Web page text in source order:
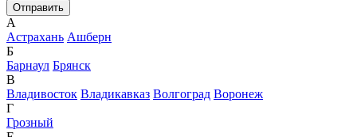
А
Астрахань Ашберн
Б
Барнаул Брянск
В
Владивосток Владикавказ Волгоград Воронеж
Г
Грозный